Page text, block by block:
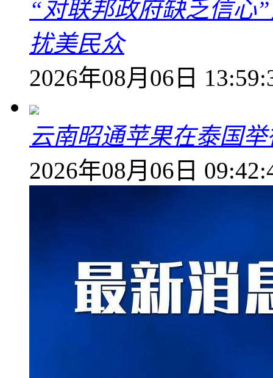
“对联邦政府缺乏信心
扰美民众
2026年08月06日
云南昭通苹果在泰国
2026年08月06日